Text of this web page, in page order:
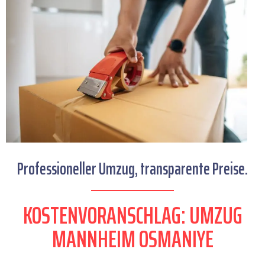
Professioneller Umzug, transparente Preise.
KOSTENVORANSCHLAG: UMZUG
MANNHEIM OSMANIYE